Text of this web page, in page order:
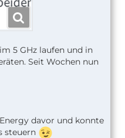
5 GHz laufen und in
Seit Wochen nun
davor und konnte
steuern